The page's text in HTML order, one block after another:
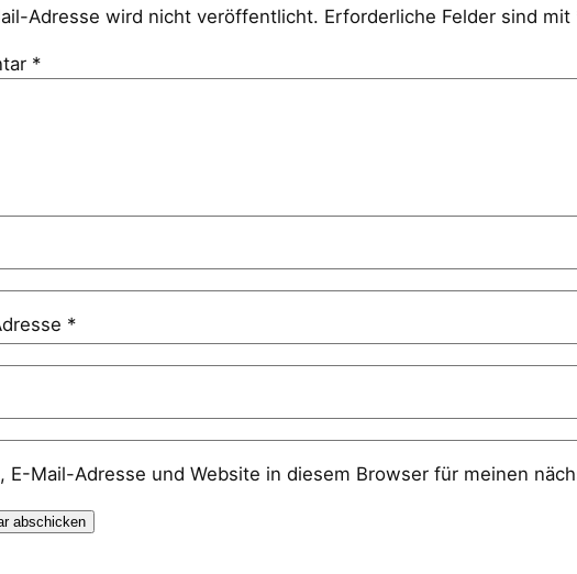
Adresse wird nicht veröffentlicht. Erforderliche Felder sind mit
*
*
E-Mail-Adresse und Website in diesem Browser für meinen